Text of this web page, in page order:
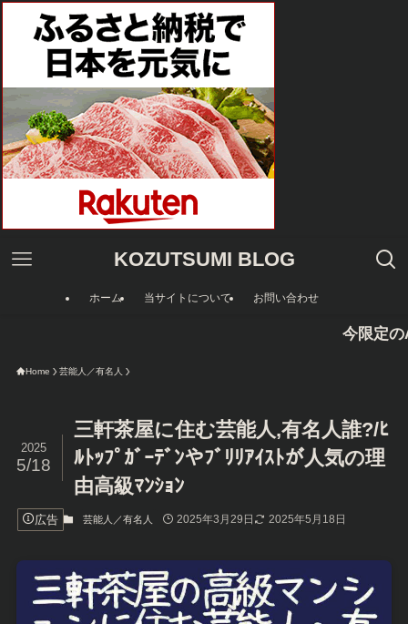
KOZUTSUMI BLOG
ホーム 当サイトについて お問い合わせ
今限定のAmazonタ
Home 芸能人／有名人
三軒茶屋に住む芸能人,有名人誰?/ﾋ
ﾙﾄｯﾌﾟｶﾞｰﾃﾞﾝやﾌﾞﾘﾘｱｲｽﾄが人気の理
由高級ﾏﾝｼｮﾝ
2025
5/18
広告 芸能人／有名人 2025年3月29日 2025年5月18日